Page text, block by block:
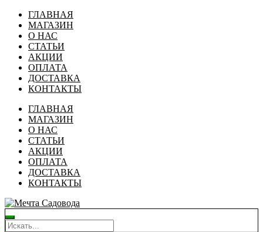
ГЛАВНАЯ
МАГАЗИН
О НАС
СТАТЬИ
АКЦИИ
ОПЛАТА
ДОСТАВКА
КОНТАКТЫ
ГЛАВНАЯ
МАГАЗИН
О НАС
СТАТЬИ
АКЦИИ
ОПЛАТА
ДОСТАВКА
КОНТАКТЫ